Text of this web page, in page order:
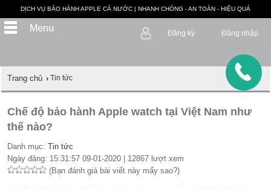
DỊCH VỤ BẢO HÀNH APPLE CẢ NƯỚC | NHANH CHÓNG - AN TOÀN - HIỆU QUẢ
Đăng nhập
Đăng ký
Trang chủ › Tin tức
Chế độ bảo hành Apple watch tại Việt Nam như
thế nào?
Danh mục:Tin tức
Ngày đăng: 15:31:57 09-01-2020 | 12867 lượt xem
(Bạn đánh giá bài viết này mấy sao?)